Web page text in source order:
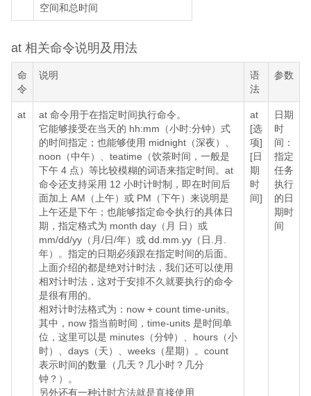
空间和总时间
at 相关命令说明及用法
命
令
说明
语
法
参数
at
at 命令用于在指定时间执行命令。
它能够接受在当天的 hh:mm（小时:分钟）式
的时间指定；也能够使用 midnight（深夜）、
noon（中午）、teatime（饮茶时间，一般是
下午 4 点）等比较模糊的词语来指定时间。at
命令还支持采用 12 小时计时制，即在时间后
面加上 AM（上午）或 PM（下午）来说明是
上午还是下午；也能够指定命令执行的具体日
期，指定格式为 month day（月 日）或
mm/dd/yy（月/日/年）或 dd.mm.yy（日.月.
年）。指定的日期必须跟在指定时间的后面。
上面介绍的都是绝对计时法，我们还可以使用
相对计时法，这对于安排不久就要执行的命令
是很有用的。
相对计时法格式为：now + count time-units。
其中，now 指当前时间，time-units 是时间单
位，这里可以是 minutes（分钟）、hours（小
时）、days（天）、weeks（星期）。count
表示时间的数量（几天？几小时？几分
钟？）。
另外还有一种计时方法就是直接使用
at
[选
项]
[日
期
时
间]
日期
时
间：
指定
任务
执行
的日
期时
间